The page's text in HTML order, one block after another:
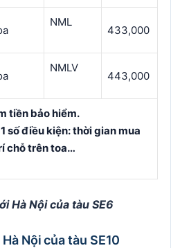
NML
433,000
NMLV
443,000
tiền bảo hiểm.
số điều kiện: thời gian mua
chỗ trên toa…
Hà Nội của tàu SE6
Nội của tàu SE10